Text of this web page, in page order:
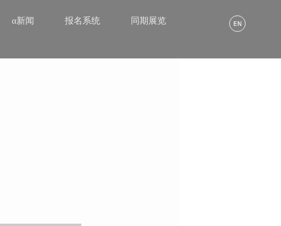
α新闻 报名系统 同期展览